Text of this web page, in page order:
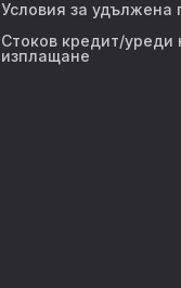
Условия за удължена
Стоков кредит/уреди
изплащане